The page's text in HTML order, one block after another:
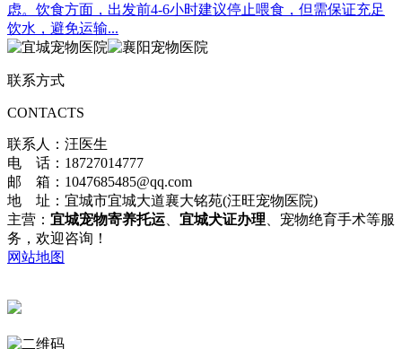
虑。饮食方面，出发前4-6小时建议停止喂食，但需保证充足
饮水，避免运输...
联系方式
CONTACTS
联系人：汪医生
电 话：18727014777
邮 箱：1047685485@qq.com
地 址：宜城市宜城大道襄大铭苑(汪旺宠物医院)
主营： 宜城宠物寄养托运 宜城犬证办理 、宠物绝育手术等服
务，欢迎咨询！
网站地图